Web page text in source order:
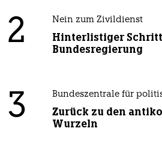
2 Nein zum Zivildienst
Hinterlistiger
Bundesregierung
3 Bundeszentrale für
Zurück zu den
Wurzeln